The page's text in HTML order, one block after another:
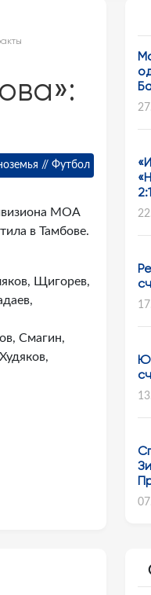
// Футбол
МОА
в Тамбове.
Щигорев,
Смагин,
2:1